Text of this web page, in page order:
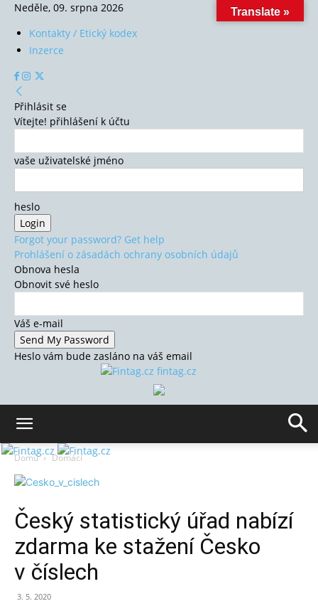
Neděle, 09. srpna 2026
Kontakty / Etický kodex
Inzerce
Přihlásit se
Vítejte! přihlášení k účtu
vaše uživatelské jméno
heslo
Forgot your password? Get help
Prohlášení o zásadách ochrany osobních údajů
Obnova hesla
Obnovit své heslo
Váš e-mail
Heslo vám bude zasláno na váš email
fintag.cz
Domů Domácí
Český statistický úřad nabízí
zdarma ke stažení Česko
v číslech
3. 5. 2020
Translate »